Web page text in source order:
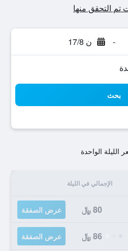
- ن 17/8
بحث
الواحدة
الإجمالي في الليلة
80 ﷼ عرض الصفقة
86 ﷼ عرض الصفقة